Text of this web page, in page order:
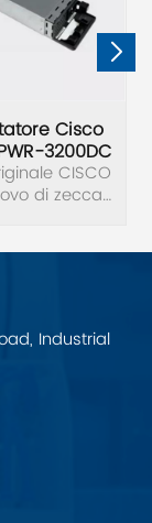
Cisco
3200DC
CISCO
di zecca
Industrial